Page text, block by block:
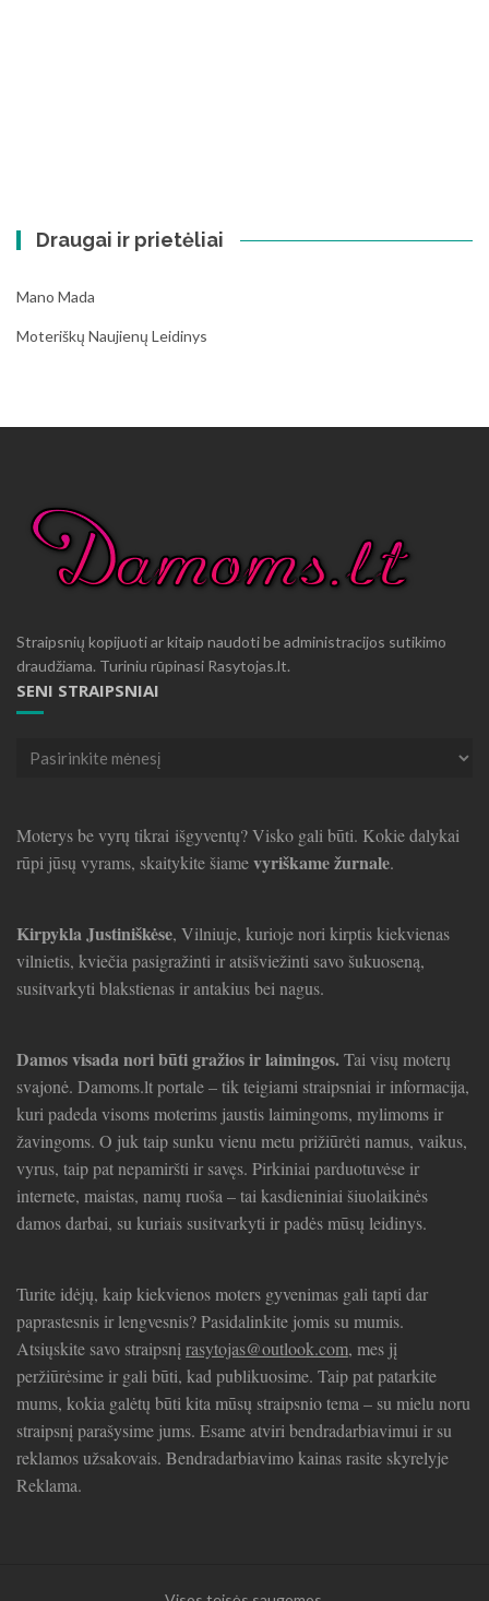
Draugai ir prietėliai
Mano Mada
Moteriškų Naujienų Leidinys
Straipsnių kopijuoti ar kitaip naudoti be administracijos sutikimo
draudžiama. Turiniu rūpinasi Rasytojas.lt.
SENI STRAIPSNIAI
Seni
Moterys be vyrų tikrai išgyventų? Visko gali būti. Kokie dalykai
rūpi jūsų vyrams, skaitykite šiamevyriškame žurnale.
Kirpykla Justiniškėse, Vilniuje, kurioje nori kirptis kiekvienas
vilnietis, kviečia pasigražinti ir atsišviežinti savo šukuoseną,
susitvarkyti blakstienas ir antakius bei nagus.
Damos visada nori būti gražios ir laimingos.Tai visų moterų
svajonė. Damoms.lt portale – tik teigiami straipsniai ir informacija,
kuri padeda visoms moterims jaustis laimingoms, mylimoms ir
žavingoms. O juk taip sunku vienu metu prižiūrėti namus, vaikus,
vyrus, taip pat nepamiršti ir savęs. Pirkiniai parduotuvėse ir
internete, maistas, namų ruoša – tai kasdieniniai šiuolaikinės
damos darbai, su kuriais susitvarkyti ir padės mūsų leidinys.
Turite idėjų, kaip kiekvienos moters gyvenimas gali tapti dar
paprastesnis ir lengvesnis? Pasidalinkite jomis su mumis.
Atsiųskite savo straipsnį rasytojas@outlook.com, mes jį
peržiūrėsime ir gali būti, kad publikuosime. Taip pat patarkite
mums, kokia galėtų būti kita mūsų straipsnio tema – su mielu noru
straipsnį parašysime jums. Esame atviri bendradarbiavimui ir su
reklamos užsakovais. Bendradarbiavimo kainas rasite skyrelyje
Reklama.